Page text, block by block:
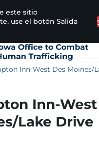
principal
este sitio
use el botón Salida
Main
Inn-West Des Moines/
Inn-
Lake Drive